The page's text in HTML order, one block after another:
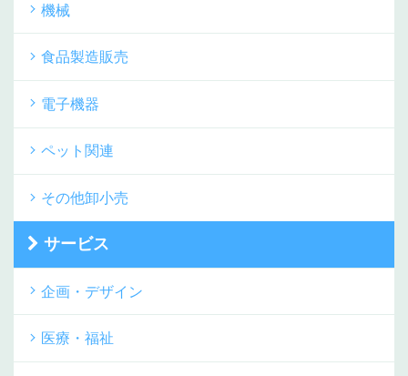
機械
食品製造販売
電子機器
ペット関連
その他卸小売
サービス
企画・デザイン
医療・福祉